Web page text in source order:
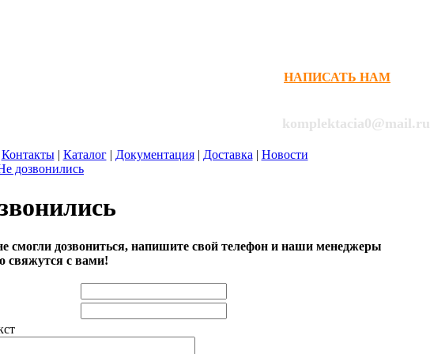
НАПИСАТЬ НАМ
komplektacia0@mail.ru
Контакты | Кaталог | Документация | Доставка | Новости
дозвонились
смогли дозвониться, напишите свой телефон и наши менеджеры
свяжутся с вами!